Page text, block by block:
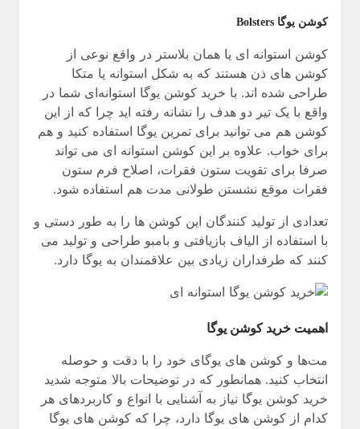
کوشن یوگا Bolsters
کوشن استوانه ای یا همان بلاستر در واقع نوعی از
کوشن های ذن هستند که به شکل استوانه یا متکا
طراحی شده اند. با خرید کوشن یوگا استوانه‌ای شما در
واقع با یک تیر دو هدف را نشانه رفته اید چرا که از این
کوشن هم می توانید برای تمرین یوگا استفاده کنید و هم
برای خواب. علاوه بر این کوشن استوانه ای می تواند
صرفا برای تقویت ستون فقرات، اصلاح فرم ستون
فقرات موقع نشستن طولانی مدت هم استفاده شود.
تعدادی از تولید کنندگان این کوشن ها را به طور دستی و
با استفاده از الیاف بازیافتی و بامبو طراحی و تولید می
کنند که طرفداران زیادی بین علاقمندان به یوگا دارد.
اهمیت خرید کوشن یوگا
مت‌ها و کوشن های یوگای خود را با دقت و حوصله
انتخاب کنید. همانطور که در توضیحات بالا متوجه شدید
خرید کوشن یوگا نیاز به آشنایی با انواع و کاربردهای هر
کدام از کوشن های یوگا دارد، چرا که کوشن های یوگا